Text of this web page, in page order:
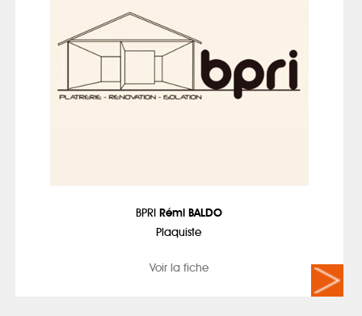
BPRI
Rémi BALDO
Plaquiste
Voir la fiche